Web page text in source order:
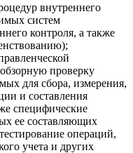
внутреннего
систем
контроля, а также
проверку
для сбора, измерения,
и составления
специфические
ее составляющих
операций,
учета и других